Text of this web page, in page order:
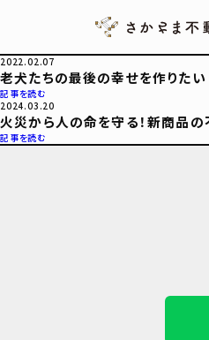
2022.02.07
老犬たちの最後の幸せを作りたい
記事を読む
2024.03.20
火災から人の命を守る！新商品
記事を読む